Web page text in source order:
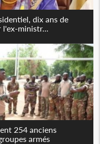
dix ans de
l'ex-ministr...
254 anciens
armés